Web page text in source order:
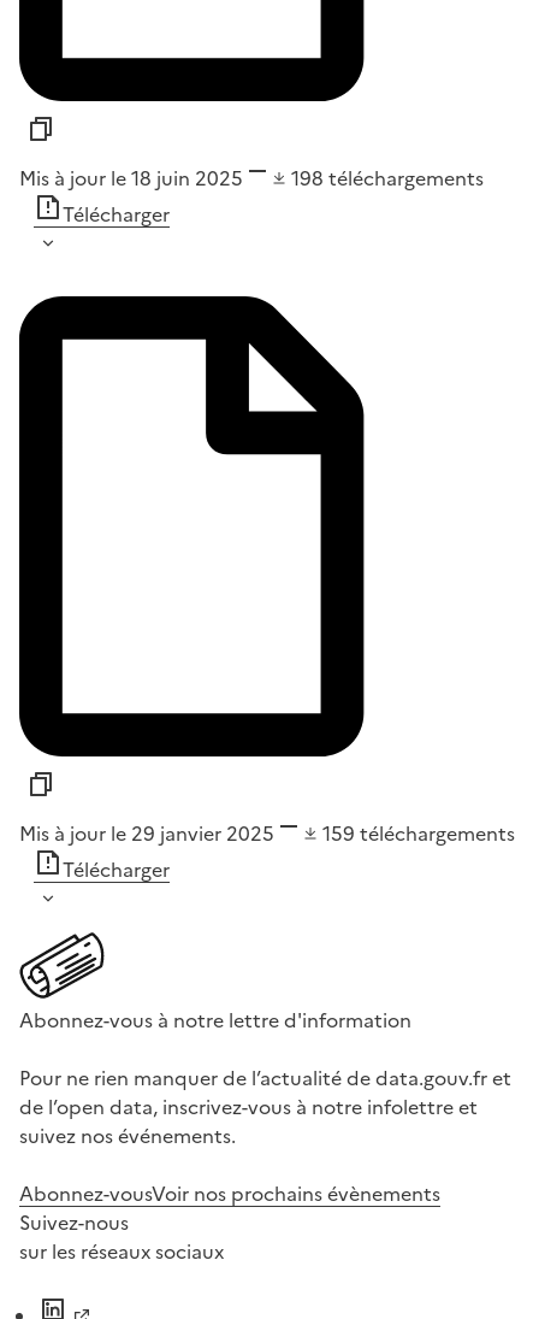
Mis à jour le 18 juin 2025 198 téléchargements
Télécharger
Mis à jour le 29 janvier 2025 159 téléchargements
Télécharger
Abonnez-vous à notre lettre d'information
Pour ne rien manquer de l’actualité de data.gouv.fr et
de l’open data, inscrivez-vous à notre infolettre et
suivez nos événements.
Abonnez-vousVoir nos prochains évènements
Suivez-nous
sur les réseaux sociaux